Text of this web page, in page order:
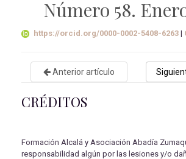
Número 58.
https://orcid.org/0000-0002-5408-6263|
Anterior artículo
CRÉDITOS
Formación Alcalá y Asociación Abadía
responsabilidad algún por las lesiones y/o